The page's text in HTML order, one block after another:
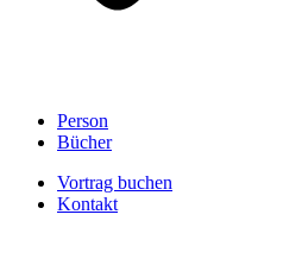
Person
Bücher
Vortrag buchen
Kontakt